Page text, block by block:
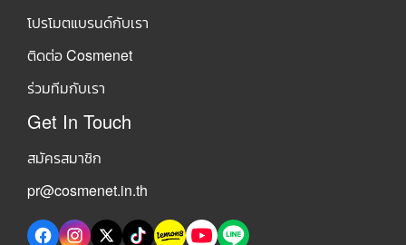
โปรโมตแบรนด์กับเรา
ติดต่อ Cosmenet
ร่วมทีมกับเรา
Get In Touch
สมัครสมาชิก
pr@cosmenet.in.th